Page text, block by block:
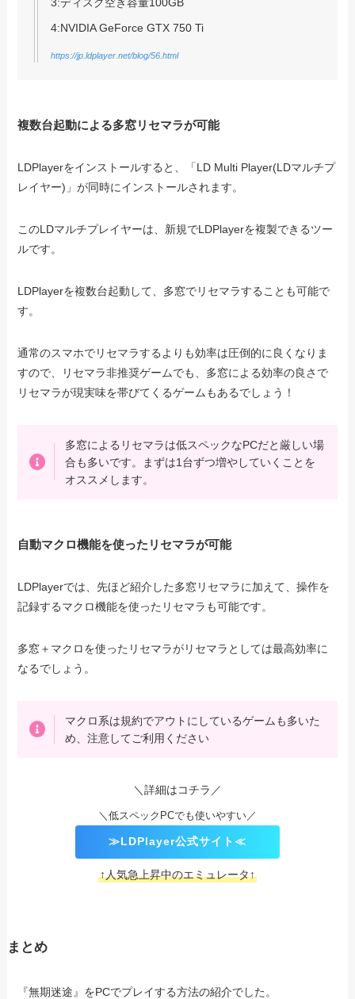
3:ディスク空き容量100GB
4:NVIDIA GeForce GTX 750 Ti
https://jp.ldplayer.net/blog/56.html
複数台起動による多窓リセマラが可能
LDPlayerをインストールすると、「LD Multi Player(LDマルチプ
レイヤー)」が同時にインストールされます。
このLDマルチプレイヤーは、新規でLDPlayerを複製できるツー
ルです。
LDPlayerを複数台起動して、多窓でリセマラすることも可能で
す。
通常のスマホでリセマラするよりも効率は圧倒的に良くなりま
すので、リセマラ非推奨ゲームでも、多窓による効率の良さで
リセマラが現実味を帯びてくるゲームもあるでしょう！
多窓によるリセマラは低スペックなPCだと厳しい場
合も多いです。まずは1台ずつ増やしていくことを
オススメします。
自動マクロ機能を使ったリセマラが可能
LDPlayerでは、先ほど紹介した多窓リセマラに加えて、操作を
記録するマクロ機能を使ったリセマラも可能です。
多窓＋マクロを使ったリセマラがリセマラとしては最高効率に
なるでしょう。
マクロ系は規約でアウトにしているゲームも多いた
め、注意してご利用ください
＼詳細はコチラ／
＼低スペックPCでも使いやすい／
≫LDPlayer公式サイト≪
↑人気急上昇中のエミュレータ↑
まとめ
『無期迷途』をPCでプレイする方法の紹介でした。